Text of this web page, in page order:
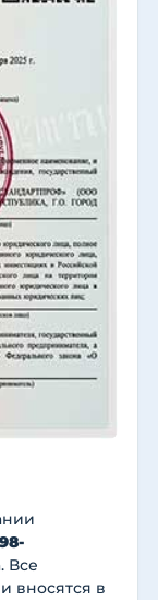
Все
вносятся в